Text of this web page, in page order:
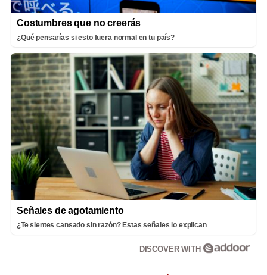
Costumbres que no creerás
¿Qué pensarías si esto fuera normal en tu país?
Señales de agotamiento
¿Te sientes cansado sin razón? Estas señales lo explican
DISCOVER WITH